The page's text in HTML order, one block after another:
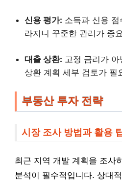
신용 평가: 소득과 신용
라지니 꾸준한 관리가 중
대출 상환: 고정 금리가
상환 계획 세부 검토가 필
부동산 투자 전략
시장 조사 방법과 활용
최근 지역 개발 계획을 조사
분석이 필수적입니다. 상대